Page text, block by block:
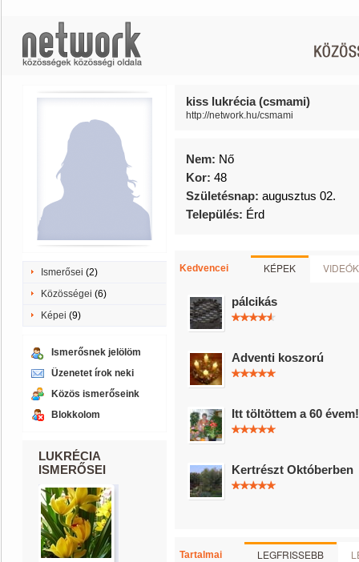
Ismerősei (2)
Közösségei (6)
Képei (9)
Ismerősnek jelölöm
Üzenetet írok neki
Közös ismerőseink
Blokkolom
LUKRÉCIA
ISMERŐSEI
kiss lukrécia (csmami)
http://network.hu/csmami
Nem: Nő
Kor: 48
Születésnap: augusztus 02.
Település: Érd
Kedvencei KÉPEK VIDEÓK
pálcikás
Adventi koszorú
Itt töltöttem a 60
Kertrészt Októberben
Tartalmai LEGFRISSEBB